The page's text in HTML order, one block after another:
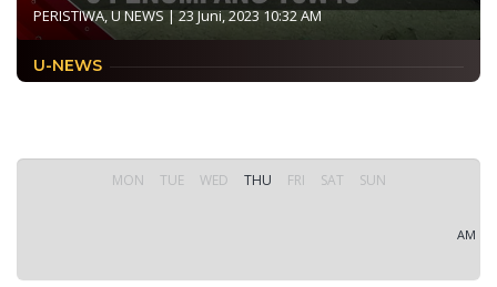
PERISTIWA,U NEWS|23 Juni, 2023 10:32 AM
U-NEWS
MON TUE WED THU FRI SAT SUN
AM